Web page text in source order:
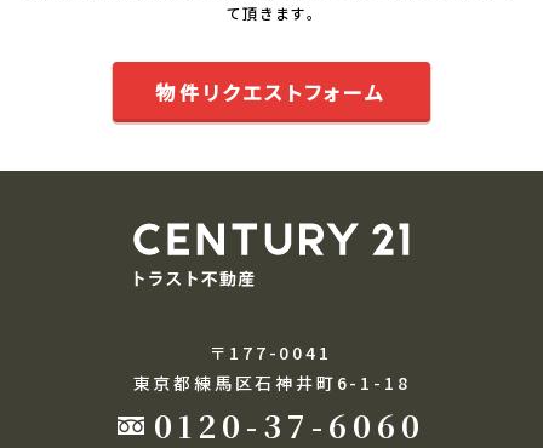
て頂きます。
物件リクエストフォーム
〒177-0041
東京都練馬区石神井町6-1-18
0120-37-6060